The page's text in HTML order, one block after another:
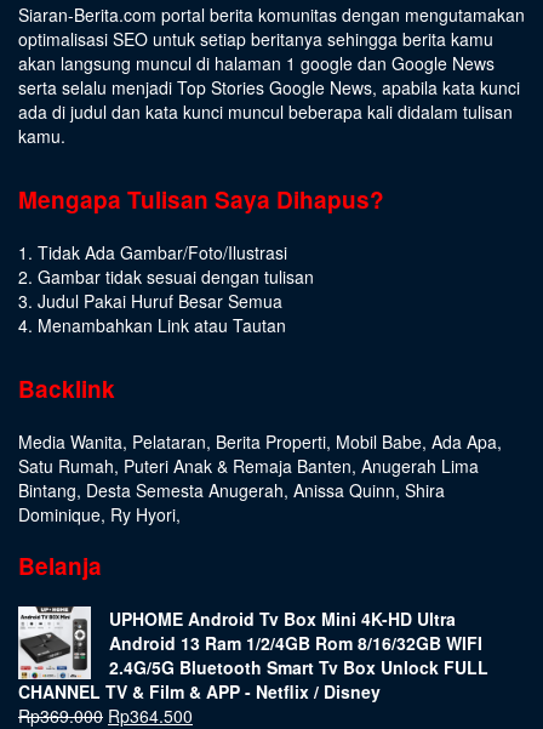
Siaran-Berita.com portal berita komunitas dengan mengutamakan
optimalisasi SEO untuk setiap beritanya sehingga berita kamu
akan langsung muncul di halaman 1 google dan Google News
serta selalu menjadi Top Stories Google News, apabila kata kunci
ada di judul dan kata kunci muncul beberapa kali didalam tulisan
kamu.
Mengapa Tulisan Saya Dihapus?
1. Tidak Ada Gambar/Foto/Ilustrasi
2. Gambar tidak sesuai dengan tulisan
3. Judul Pakai Huruf Besar Semua
4. Menambahkan Link atau Tautan
Backlink
Media Wanita, Pelataran, Berita Properti, Mobil Babe, Ada Apa,
Satu Rumah, Puteri Anak & Remaja Banten, Anugerah Lima
Bintang, Desta Semesta Anugerah, Anissa Quinn, Shira
Dominique, Ry Hyori,
Belanja
UPHOME Android Tv Box Mini 4K-HD Ultra
Android 13 Ram 1/2/4GB Rom 8/16/32GB WIFI
2.4G/5G Bluetooth Smart Tv Box Unlock FULL
CHANNEL TV & Film & APP - Netflix / Disney
Rp369.000 Rp364.500